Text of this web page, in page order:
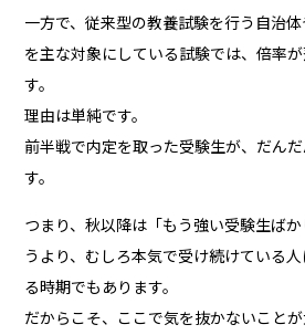
一方で、従来型の教養試験を行う自治
を主な対象にしている試験では、倍率
す。
理由は単純です。
前半戦で内定を取った受験生が、だん
す。
つまり、秋以降は「もう強い受験生ば
うより、むしろ本気で受け続けている
る時期でもあります。
だからこそ、ここで気を抜かないことが